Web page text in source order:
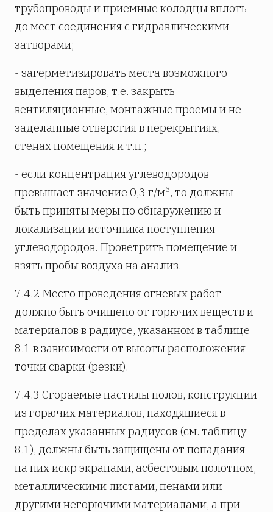
трубопроводы и приемные колодцы вплоть
до мест соединения с гидравлическими
затворами;
- загерметизировать места возможного
выделения паров, т.е. закрыть
вентиляционные, монтажные проемы и не
заделанные отверстия в перекрытиях,
стенах помещения и т.п.;
- если концентрация углеводородов
превышает значение 0,3 г/м3, то должны
быть приняты меры по обнаружению и
локализации источника поступления
углеводородов. Проветрить помещение и
взять пробы воздуха на анализ.
7.4.2 Место проведения огневых работ
должно быть очищено от горючих веществ и
материалов в радиусе, указанном в таблице
8.1 в зависимости от высоты расположения
точки сварки (резки).
7.4.3 Сгораемые настилы полов, конструкции
из горючих материалов, находящиеся в
пределах указанных радиусов (см. таблицу
8.1), должны быть защищены от попадания
на них искр экранами, асбестовым полотном,
металлическими листами, пенами или
другими негорючими материалами, а при